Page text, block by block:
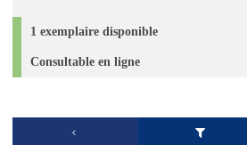
1 exemplaire disponible
Consultable en ligne